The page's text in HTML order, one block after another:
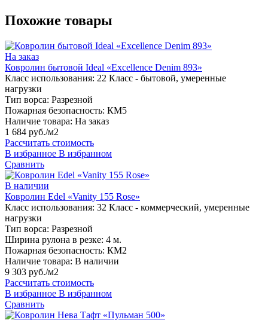
Похожие товары
На заказ
Ковролин бытовой Ideal «Excellence Denim 893»
Класс использования: 22 Класс - бытовой, умеренные
нагрузки
Тип ворса: Разрезной
Пожарная безопасность: КМ5
Наличие товара: На заказ
1 684 руб./м2
Рассчитать стоимость
В избранное В избранном
Сравнить
В наличии
Ковролин Edel «Vanity 155 Rose»
Класс использования: 32 Класс - коммерческий, умеренные
нагрузки
Тип ворса: Разрезной
Ширина рулона в резке: 4 м.
Пожарная безопасность: КМ2
Наличие товара: В наличии
9 303 руб./м2
Рассчитать стоимость
В избранное В избранном
Сравнить